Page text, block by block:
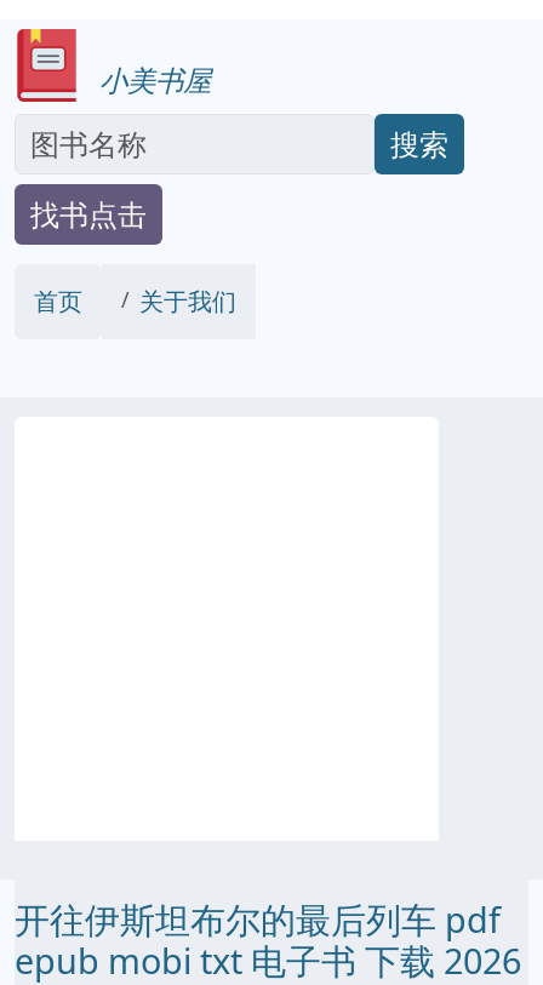
小美书屋
搜索
找书点击
首页 关于我们
开往伊斯坦布尔的最后列车 pdf
epub mobi txt 电子书 下载 2026